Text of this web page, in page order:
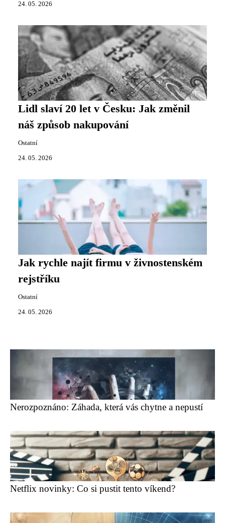
24. 05. 2026
Lidl slaví 20 let v Česku: Jak změnil
náš způsob nakupování
Ostatní
24. 05. 2026
Jak rychle najít firmu v živnostenském
rejstříku
Ostatní
24. 05. 2026
Nerozpoznáno: Záhada, která vás chytne a nepustí
Netflix novinky: Co si pustit tento víkend?